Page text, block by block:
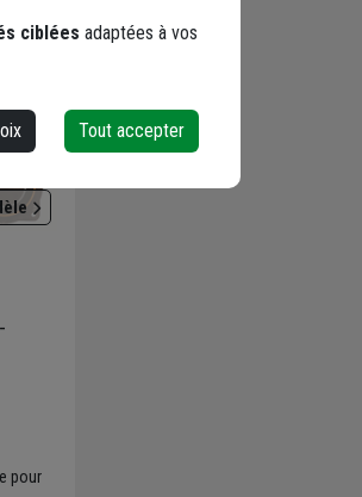
pour
ciblées adaptées à vos
Tout accepter